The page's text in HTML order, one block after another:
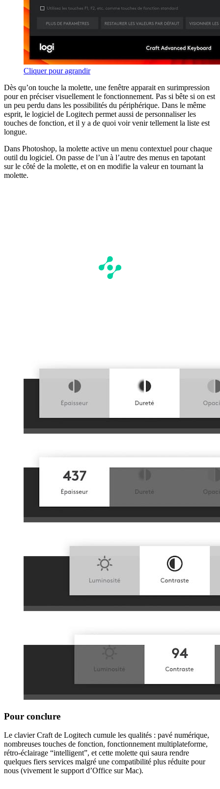
Cliquer pour agrandir
Dès qu’on touche la molette, une fenêtre apparait en surimpression
pour en préciser visuellement le fonctionnement. Pas si bête si on est
un peu perdu dans les possibilités du périphérique. Dans le même
esprit, le logiciel de Logitech permet aussi de personnaliser les
touches de fonction, et il y a de quoi voir venir tellement la liste est
longue.
Dans Photoshop, la molette active un menu contextuel pour chaque
outil du logiciel. On passe de l’un à l’autre des menus en tapotant
sur le côté de la molette, et on en modifie la valeur en tournant la
molette.
Pour conclure
Le clavier Craft de Logitech cumule les qualités : pavé numérique,
nombreuses touches de fonction, fonctionnement multiplateforme,
rétro-éclairage “intelligent”, et cette molette qui saura rendre
quelques fiers services malgré une compatibilité plus réduite pour
nous (vivement le support d’Office sur Mac).